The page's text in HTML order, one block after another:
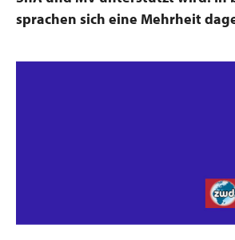
sprachen sich eine Mehrheit